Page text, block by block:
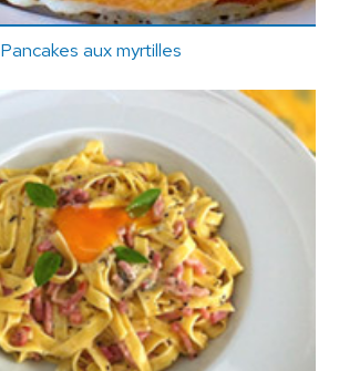
Pancakes aux myrtilles